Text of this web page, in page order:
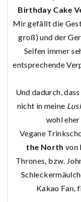
Birthday Cake
Mir gefällt die
groß) und der
Seifen immer
entsprechende
Und dadurch,
nicht in meine
wohl
Vegane
the North von
Thrones, bzw.
Kakao Fan,